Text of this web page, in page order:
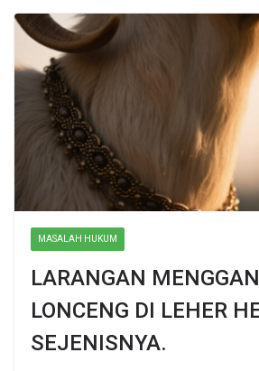
MASALAH HUKUM
LARANGAN
LONCENG DI LEHER
SEJENISNYA.